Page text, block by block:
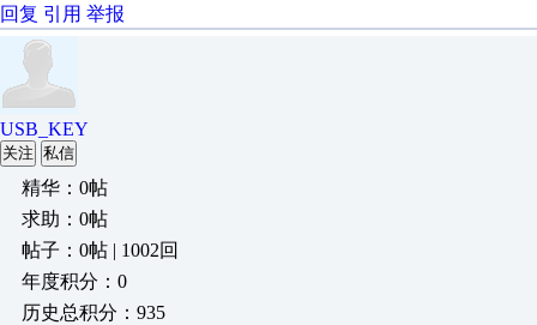
回复 引用 举报
USB_KEY
关注 私信
精华：0帖
求助：0帖
帖子：0帖 | 1002回
年度积分：0
历史总积分：935